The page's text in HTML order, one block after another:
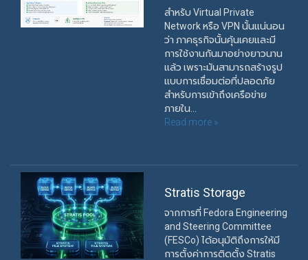
สำหรับ Virtual Private
Network หรือ VPN นั้นแน่นอน
ว่า ภาคธุรกิจนั้นคุ้นเคยและมี
การใช้งานกันมาอย่างยาวนาน
แล้ว เพราะมันสามารถสร้างรูป
แบบการเชื่อมต่อที่ปลอดภัย
สำหรับการเข้าถึงเครือข่าย
ภายใน...
Read more »
Stratis Storage
จากการที่ Fedora Engineering
and Steering Committee
(FESCo) ได้อนุมัติถึงการให้มี
การตั้งค่าการติดตั้ง Stratis